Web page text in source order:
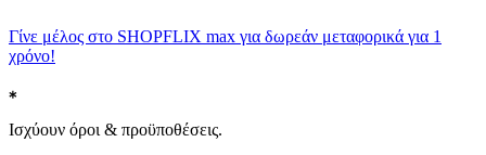
Γίνε μέλος στο SHOPFLIX max για δωρεάν μεταφορικά για 1
χρόνο!
Ισχύουν όροι & προϋποθέσεις.